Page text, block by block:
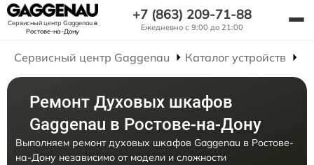
Сервисный центр Gaggenauв
Ростове-на-Дону
+7 (863) 209-71-88
Ежедневно с 9:00 до 21:00
Сервисный центр Gaggenau Каталог устройств
Ремонт Духовых шкафов
Gaggenau в Ростове-на-Дону
Выполняем ремонт духовых шкафов Gaggenau в Ростове-
на-Дону независимо от модели и сложности